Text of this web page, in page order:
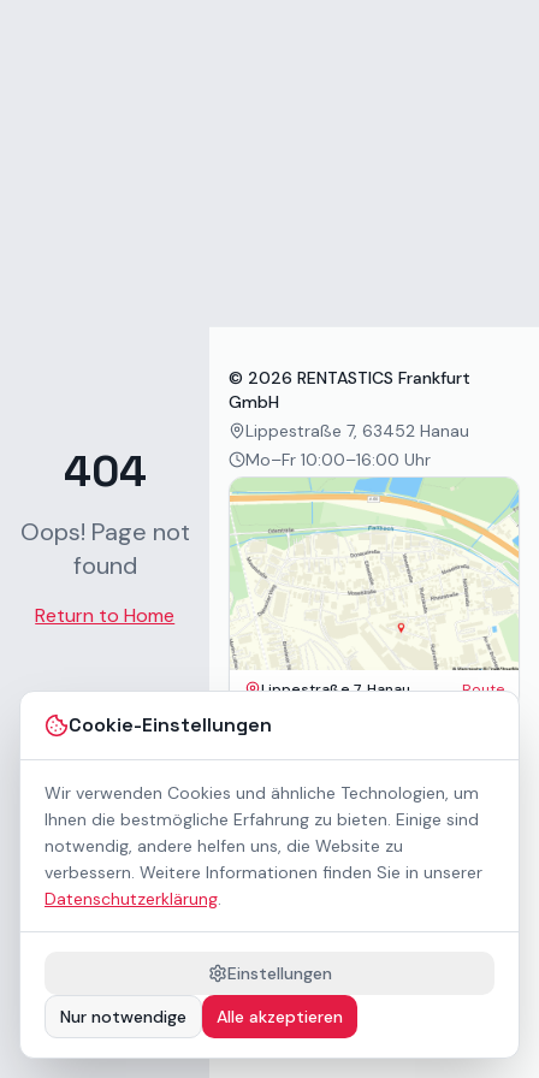
Cookie-Einstellungen
Wir verwenden Cookies und ähnliche Technologien, um
Ihnen die bestmögliche Erfahrung zu bieten. Einige sind
notwendig, andere helfen uns, die Website zu
verbessern. Weitere Informationen finden Sie in unserer
Datenschutzerklärung.
Einstellungen
Nur notwendige
Alle akzeptieren
404
Oops! Page not
found
Return to Home
© 2026 RENTASTICS Frankfurt
GmbH
Lippestraße 7, 63452 Hanau
Mo–Fr 10:00–16:00 Uhr
Lippestraße 7, Hanau Route
Impressum
Barrierefreiheit
Kontakt
Mietbedingungen
Cookie-Einstellungen
Downloads
Preisliste (PDF)
Barrierefrei nach WCAG 2.1 AA